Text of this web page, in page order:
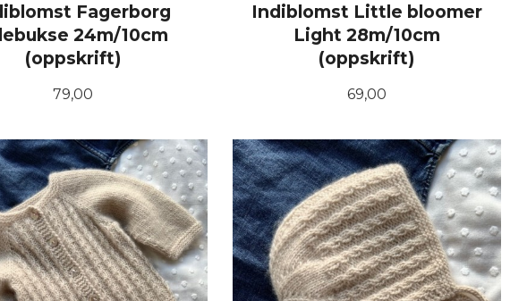
Fagerborg
24m/10cm
(oppskrift)
Pris
79,00
KJØP
Indiblomst Little bloomer
Light 28m/10cm
(oppskrift)
Pris
69,00
KJØP